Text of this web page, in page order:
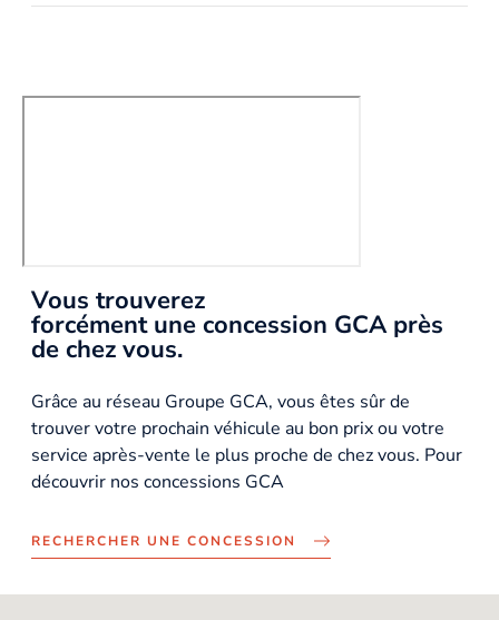
Vous trouverez
forcément une concession GCA près
de chez vous.
Grâce au réseau Groupe GCA, vous êtes sûr de
trouver votre prochain véhicule au bon prix ou votre
service après-vente le plus proche de chez vous. Pour
découvrir nos concessions GCA
RECHERCHER UNE CONCESSION